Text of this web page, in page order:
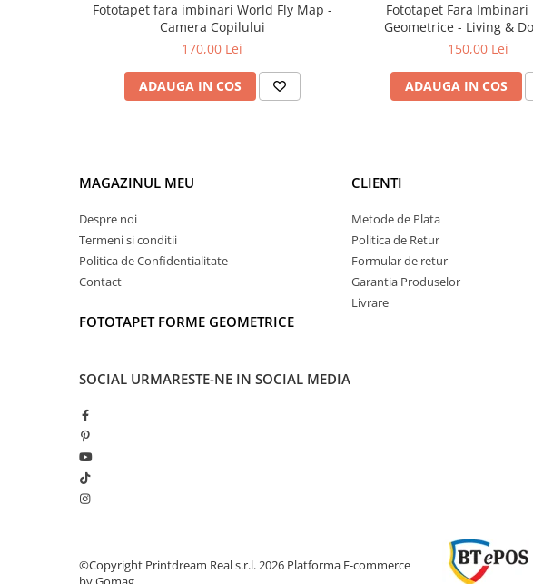
Fototapet fara imbinari World Fly Map -
Camera Copilului
170,00 Lei
ADAUGA IN COS
Fototapet Fara Imbinari
Geometrice - Living &
150,00 Lei
ADAUGA IN COS
MAGAZINUL MEU
Despre noi
Termeni si conditii
Politica de Confidentialitate
Contact
FOTOTAPET FORME GEOMETRICE
CLIENTI
Metode de Plata
Politica de Retur
Formular de retur
Garantia Produselor
Livrare
SOCIAL URMARESTE-NE IN SOCIAL MEDIA
©Copyright Printdream Real s.r.l. 2026 Platforma E-commerce